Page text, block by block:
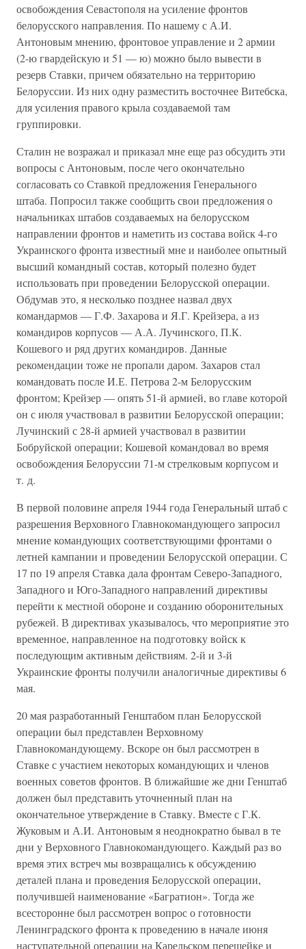
освобождения Севастополя на усиление фронтов
белорусского направления. По нашему с А.И.
Антоновым мнению, фронтовое управление и 2 армии
(2-ю гвардейскую и 51 — ю) можно было вывести в
резерв Ставки, причем обязательно на территорию
Белоруссии. Из них одну разместить восточнее Витебска,
для усиления правого крыла создаваемой там
группировки.
Сталин не возражал и приказал мне еще раз обсудить эти
вопросы с Антоновым, после чего окончательно
согласовать со Ставкой предложения Генерального
штаба. Попросил также сообщить свои предложения о
начальниках штабов создаваемых на белорусском
направлении фронтов и наметить из состава войск 4-го
Украинского фронта известный мне и наиболее опытный
высший командный состав, который полезно будет
использовать при проведении Белорусской операции.
Обдумав это, я несколько позднее назвал двух
командармов — Г.Ф. Захарова и Я.Г. Крейзера, а из
командиров корпусов — А.А. Лучинского, П.К.
Кошевого и ряд других командиров. Данные
рекомендации тоже не пропали даром. Захаров стал
командовать после И.Е. Петрова 2-м Белорусским
фронтом; Крейзер — опять 51-й армией, во главе которой
он с июля участвовал в развитии Белорусской операции;
Лучинский с 28-й армией участвовал в развитии
Бобруйской операции; Кошевой командовал во время
освобождения Белоруссии 71-м стрелковым корпусом и
т. д.
В первой половине апреля 1944 года Генеральный штаб с
разрешения Верховного Главнокомандующего запросил
мнение командующих соответствующими фронтами о
летней кампании и проведении Белорусской операции. С
17 по 19 апреля Ставка дала фронтам Северо-Западного,
Западного и Юго-Западного направлений директивы
перейти к местной обороне и созданию оборонительных
рубежей. В директивах указывалось, что мероприятие это
временное, направленное на подготовку войск к
последующим активным действиям. 2-й и 3-й
Украинские фронты получили аналогичные директивы 6
мая.
20 мая разработанный Генштабом план Белорусской
операции был представлен Верховному
Главнокомандующему. Вскоре он был рассмотрен в
Ставке с участием некоторых командующих и членов
военных советов фронтов. В ближайшие же дни Генштаб
должен был представить уточненный план на
окончательное утверждение в Ставку. Вместе с Г.К.
Жуковым и А.И. Антоновым я неоднократно бывал в те
дни у Верховного Главнокомандующего. Каждый раз во
время этих встреч мы возвращались к обсуждению
деталей плана и проведения Белорусской операции,
получившей наименование «Багратион». Тогда же
всесторонне был рассмотрен вопрос о готовности
Ленинградского фронта к проведению в начале июня
наступательной операции на Карельском перешейке и